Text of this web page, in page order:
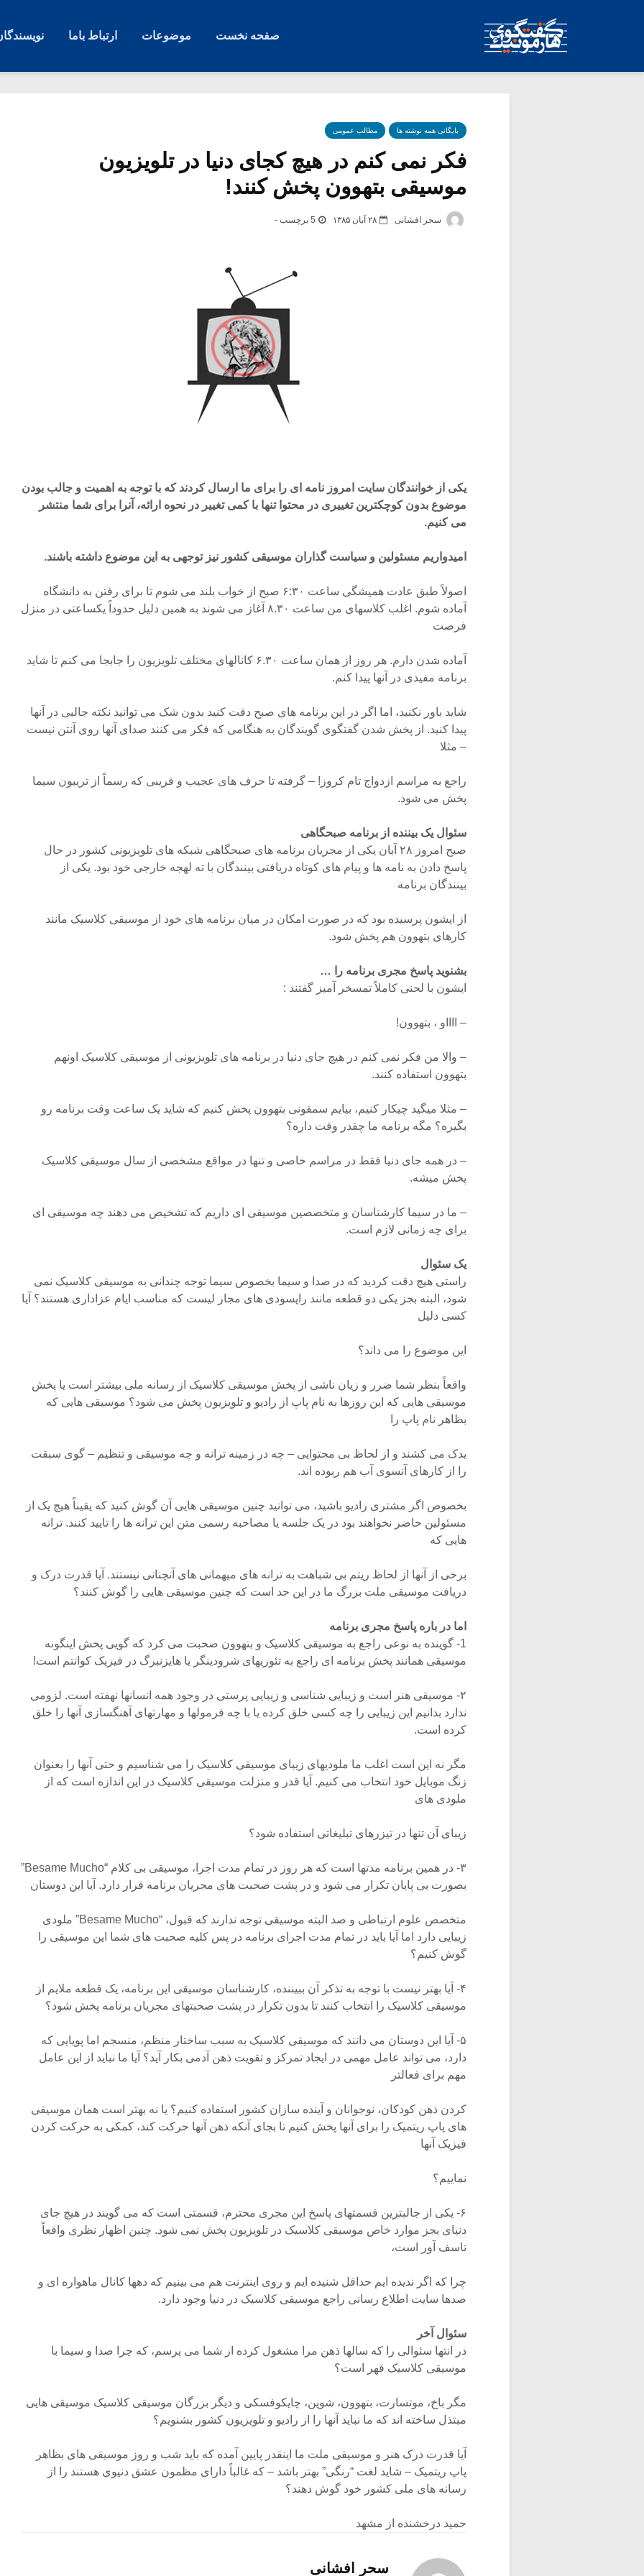
صفحه نخست موضوعات ارتباط باما
بایگانی همه نوشته ها مطالب عمومی
فکر نمی کنم در هیچ کجای دنیا در تلویزیون
موسیقی بتهوون پخش کنند!
سحر افشانی ۲۸ آبان ۱۳۸۵ 5 برچسب -
یکی از خوانندگان سایت امروز نامه ای را برای ما ارسال کردند که با توجه به اهمیت و جالب بودن
موضوع بدون کوچکترین تغییری در محتوا تنها با کمی تغییر در نحوه ارائه، آنرا برای شما منتشر
می کنیم.
امیدواریم مسئولین و سیاست گذاران موسیقی کشور نیز توجهی به این موضوع داشته باشند.
اصولاً طبق عادت همیشگی ساعت ۶:۳۰ صبح از خواب بلند می شوم تا برای رفتن به دانشگاه
آماده شوم. اغلب کلاسهای من ساعت ۸.۳۰ آغاز می شوند به همین دلیل حدوداً یکساعتی در منزل
فرصت
آماده شدن دارم. هر روز از همان ساعت ۶.۳۰ کانالهای مختلف تلویزیون را جابجا می کنم تا شاید
برنامه مفیدی در آنها پیدا کنم.
شاید باور نکنید، اما اگر در این برنامه های صبح دقت کنید بدون شک می توانید نکته جالبی در آنها
پیدا کنید. از پخش شدن گفتگوی گویندگان به هنگامی که فکر می کنند صدای آنها روی آنتن نیست
– مثلا
راجع به مراسم ازدواج تام کروز! – گرفته تا حرف های عجیب و قریبی که رسماً از تریبون سیما
پخش می شود.
سئوال یک بیننده از برنامه صبحگاهی
صبح امروز ۲۸ آبان یکی از مجریان برنامه های صبحگاهی شبکه های تلویزیونی کشور در حال
پاسخ دادن به نامه ها و پیام های کوتاه دریافتی بینندگان با ته لهجه خارجی خود بود. یکی از
بینندگان برنامه
از ایشون پرسیده بود که در صورت امکان در میان برنامه های خود از موسیقی کلاسیک مانند
کارهای بتهوون هم پخش شود.
بشنوید پاسخ مجری برنامه را …
ایشون با لحنی کاملاً تمسخر آمیز گفتند :
– ااااو ، بتهوون!
– والا من فکر نمی کنم در هیچ جای دنیا در برنامه های تلویزیونی از موسیقی کلاسیک اونهم
بتهوون استفاده کنند.
– مثلا میگید چیکار کنیم، بیایم سمفونی بتهوون پخش کنیم که شاید یک ساعت وقت برنامه رو
بگیره؟ مگه برنامه ما چقدر وقت داره؟
– در همه جای دنیا فقط در مراسم خاصی و تنها در مواقع مشخصی از سال موسیقی کلاسیک
پخش میشه.
– ما در سیما کارشناسان و متخصصین موسیقی ای داریم که تشخیص می دهند چه موسیقی ای
برای چه زمانی لازم است.
یک سئوال
راستی هیچ دقت کردید که در صدا و سیما بخصوص سیما توجه چندانی به موسیقی کلاسیک نمی
شود، البته بجز یکی دو قطعه مانند راپسودی های مجار لیست که مناسب ایام عزاداری هستند؟ آیا
کسی دلیل
این موضوع را می داند؟
واقعاً بنظر شما ضرر و زیان ناشی از پخش موسیقی کلاسیک از رسانه ملی بیشتر است یا پخش
موسیقی هایی که این روزها به نام پاپ از رادیو و تلویزیون پخش می شود؟ موسیقی هایی که
بظاهر نام پاپ را
یدک می کشند و از لحاظ بی محتوایی – چه در زمینه ترانه و چه موسیقی و تنظیم – گوی سبقت
را از کارهای آنسوی آب هم ربوده اند.
بخصوص اگر مشتری رادیو باشید، می توانید چنین موسیقی هایی آن گوش کنید که یقیناً هیچ یک از
مسئولین حاضر نخواهند بود در یک جلسه یا مصاحبه رسمی متن این ترانه ها را تایید کنند. ترانه
هایی که
برخی از آنها از لحاظ ریتم بی شباهت به ترانه های میهمانی های آنچنانی نیستند. آیا قدرت درک و
دریافت موسیقی ملت بزرگ ما در این حد است که چنین موسیقی هایی را گوش کنند؟
اما در باره پاسخ مجری برنامه
1- گوینده به نوعی راجع به موسیقی کلاسیک و بتهوون صحبت می کرد که گویی پخش اینگونه
موسیقی همانند پخش برنامه ای راجع به تئوریهای شرودینگر یا هایزنبرگ در فیزیک کوانتم است!
۲- موسیقی هنر است و زیبایی شناسی و زیبایی پرستی در وجود همه انسانها نهفته است. لزومی
ندارد بدانیم این زیبایی را چه کسی خلق کرده یا با چه فرمولها و مهارتهای آهنگسازی آنها را خلق
کرده است.
مگر نه این است اغلب ما ملودیهای زیبای موسیقی کلاسیک را می شناسیم و حتی آنها را بعنوان
زنگ موبایل خود انتخاب می کنیم. آیا قدر و منزلت موسیقی کلاسیک در این اندازه است که از
ملودی های
زیبای آن تنها در تیزرهای تبلیغاتی استفاده شود؟
۳- در همین برنامه مدتها است که هر روز در تمام مدت اجرا، موسیقی بی کلام “Besame Mucho”
بصورت بی پایان تکرار می شود و در پشت صحبت های مجریان برنامه قرار دارد. آیا این دوستان
متخصص علوم ارتباطی و صد البته موسیقی توجه ندارند که قبول، “Besame Mucho” ملودی
زیبایی دارد اما آیا باید در تمام مدت اجرای برنامه در پس کلیه صحبت های شما این موسیقی را
گوش کنیم؟
۴- آیا بهتر نیست با توجه به تذکر آن ببیننده، کارشناسان موسیقی این برنامه، یک قطعه ملایم از
موسیقی کلاسیک را انتخاب کنند تا بدون تکرار در پشت صحبتهای مجریان برنامه پخش شود؟
۵- آیا این دوستان می دانند که موسیقی کلاسیک به سبب ساختار منظم، منسجم اما پویایی که
دارد، می تواند عامل مهمی در ایجاد تمرکز و تقویت ذهن آدمی بکار آید؟ آیا ما نباید از این عامل
مهم برای فعالتر
کردن ذهن کودکان، نوجوانان و آینده سازان کشور استفاده کنیم؟ یا نه بهتر است همان موسیقی
های پاپ ریتمیک را برای آنها پخش کنیم تا بجای آنکه ذهن آنها حرکت کند، کمکی به حرکت کردن
فیزیک آنها
نماییم؟
۶- یکی از جالبترین قسمتهای پاسخ این مجری محترم، قسمتی است که می گویند در هیچ جای
دنیای بجز موارد خاص موسیقی کلاسیک در تلویزیون پخش نمی شود. چنین اظهار نظری واقعاً
تاسف آور است،
چرا که اگر ندیده ایم حداقل شنیده ایم و روی اینترنت هم می بینیم که دهها کانال ماهواره ای و
صدها سایت اطلاع رسانی راجع موسیقی کلاسیک در دنیا وجود دارد.
سئوال آخر
در انتها سئوالی را که سالها ذهن مرا مشغول کرده از شما می پرسم، که چرا صدا و سیما با
موسیقی کلاسیک قهر است؟
مگر باخ، موتسارت، بتهوون، شوپن، چایکوفسکی و دیگر بزرگان موسیقی کلاسیک موسیقی هایی
مبتذل ساخته اند که ما نباید آنها را از رادیو و تلویزیون کشور بشنویم؟
آیا قدرت درک هنر و موسیقی ملت ما اینقدر پایین آمده که باید شب و روز موسیقی های بظاهر
پاپ ریتمیک – شاید لغت “رنگی” بهتر باشد – که غالباً دارای مظمون عشق دنیوی هستند را از
رسانه های ملی کشور خود گوش دهند؟
حمید درخشنده از مشهد
سحر افشانی